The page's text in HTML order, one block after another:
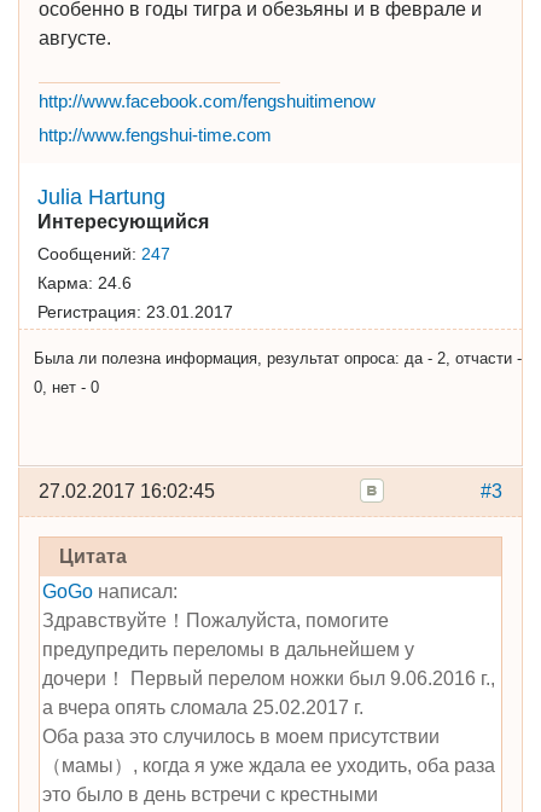
особенно в годы тигра и обезьяны и в феврале и
августе.
http://www.facebook.com/fengshuitimenow
http://www.fengshui-time.com
Julia Hartung
Интересующийся
Сообщений: 247
Карма: 24.6
Регистрация: 23.01.2017
Была ли полезна информация, результат опроса: да - 2, отчасти -
0, нет - 0
#3
27.02.2017 16:02:45
Цитата
GoGoнаписал:
Здравствуйте！Пожалуйста, помогите
предупредить переломы в дальнейшем у
дочери！ Первый перелом ножки был 9.06.2016 г.,
а вчера опять сломала 25.02.2017 г.
Оба раза это случилось в моем присутствии
（мамы）, когда я уже ждала ее уходить, оба раза
это было в день встречи с крестными